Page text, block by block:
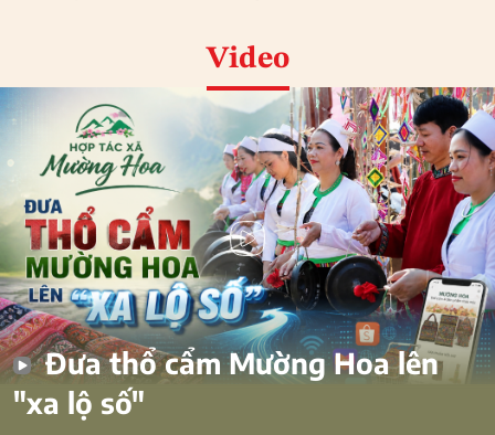
Video
Đưa thổ cẩm Mường Hoa lên
"xa lộ số"